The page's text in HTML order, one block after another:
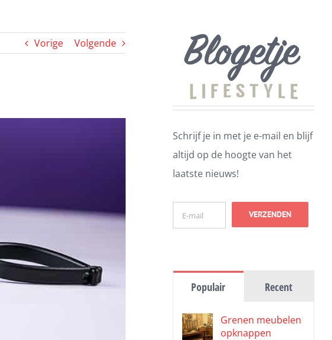
Vorige Volgende
Schrijf je in met je e-mail en blijf
altijd op de hoogte van het
laatste nieuws!
Populair Recent
Grenen meubelen
opknappen